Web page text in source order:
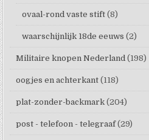
ovaal-rond vaste stift (8)
waarschijnlijk 18de eeuws (2)
Militaire knopen Nederland (198)
oogjes en achterkant (118)
plat-zonder-backmark (204)
post - telefoon - telegraaf (29)